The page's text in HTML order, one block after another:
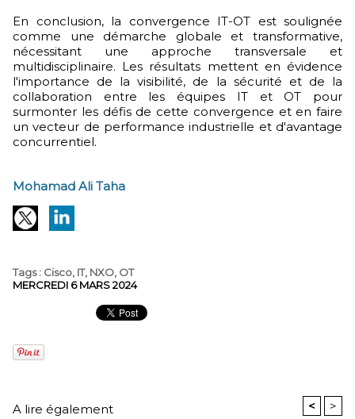
En conclusion, la convergence IT-OT est soulignée
comme une démarche globale et transformative,
nécessitant une approche transversale et
multidisciplinaire. Les résultats mettent en évidence
l'importance de la visibilité, de la sécurité et de la
collaboration entre les équipes IT et OT pour
surmonter les défis de cette convergence et en faire
un vecteur de performance industrielle et d'avantage
concurrentiel.
Mohamad Ali Taha
Tags: Cisco, IT, NXO, OT
MERCREDI 6 MARS 2024
A lire également < >